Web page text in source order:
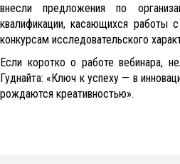
внесли предложения по
квалификации, касающихся работы
конкурсам исследовательского
Если коротко о работе вебинара,
Гуднайта: «Ключ к успеху — в
рождаются креативностью».